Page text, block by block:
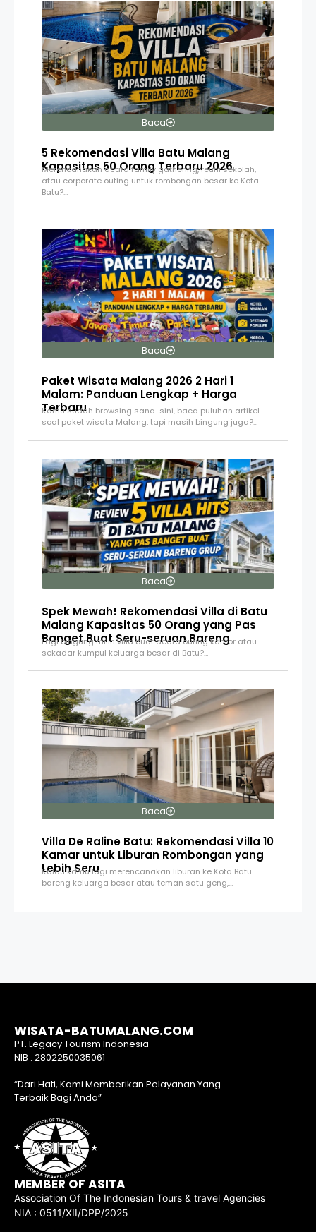
Baca
5 Rekomendasi Villa Batu Malang
Kapasitas 50 Orang Terbaru 2026
Merencanakan acara family gathering, reuni sekolah,
atau corporate outing untuk rombongan besar ke Kota
Batu?…
Baca
Paket Wisata Malang 2026 2 Hari 1
Malam: Panduan Lengkap + Harga
Terbaru
Kamu sudah browsing sana-sini, baca puluhan artikel
soal paket wisata Malang, tapi masih bingung juga?…
Baca
Spek Mewah! Rekomendasi Villa di Batu
Malang Kapasitas 50 Orang yang Pas
Banget Buat Seru-seruan Bareng
Lagi bingung milih villa buat acara outing kantor atau
sekadar kumpul keluarga besar di Batu?…
Baca
Villa De Raline Batu: Rekomendasi Villa 10
Kamar untuk Liburan Rombongan yang
Lebih Seru
Kalau kamu lagi merencanakan liburan ke Kota Batu
bareng keluarga besar atau teman satu geng,…
WISATA-BATUMALANG.COM
PT. Legacy Tourism Indonesia
NIB : 2802250035061
“Dari Hati, Kami Memberikan Pelayanan Yang
Terbaik Bagi Anda”
MEMBER OF ASITA
Association Of The Indonesian Tours & travel Agencies
NIA : 0511/XII/DPP/2025